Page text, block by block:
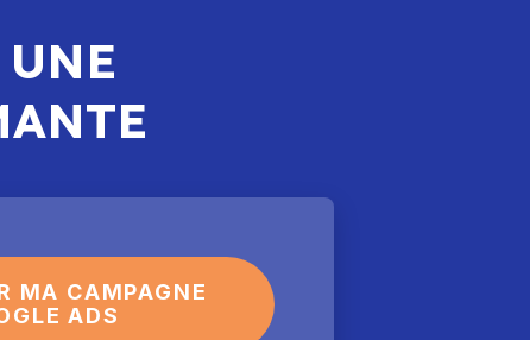
MA CAMPAGNE
ADS